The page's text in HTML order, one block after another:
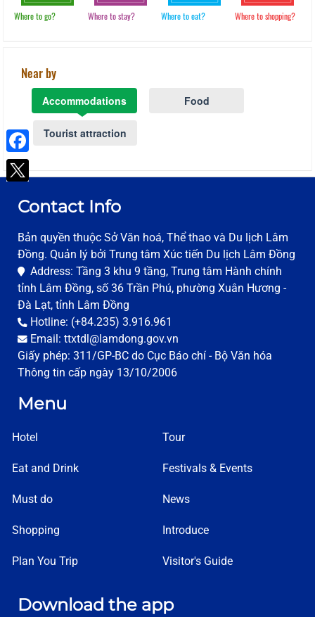
Where to go? Where to stay? Where to eat? Where to shopping?
Near by
Accommodations Food
Tourist attraction
Contact Info
Bản quyền thuộc Sở Văn hoá, Thể thao và Du lịch Lâm
Đồng. Quản lý bởi Trung tâm Xúc tiến Du lịch Lâm Đồng
Address: Tầng 3 khu 9 tầng, Trung tâm Hành chính
tỉnh Lâm Đồng, số 36 Trần Phú, phường Xuân Hương -
Đà Lạt, tỉnh Lâm Đồng
Hotline: (+84.235) 3.916.961
Email: ttxtdl@lamdong.gov.vn
Giấy phép: 311/GP-BC do Cục Báo chí - Bộ Văn hóa
Thông tin cấp ngày 13/10/2006
Menu
Hotel
Eat and Drink
Must do
Shopping
Plan You Trip
Tour
Festivals & Events
News
Introduce
Visitor's Guide
Download the app
Facebook